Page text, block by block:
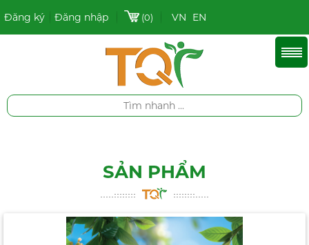
Đăng ký Đăng nhập (0) VN EN
SẢN PHẨM